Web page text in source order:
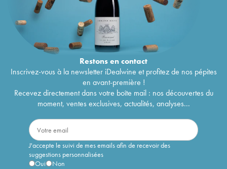
Restons encontact
Inscrivez-vous à la newsletter iDealwine et profitez de nos pépites
en avant-première !
Recevez directement dans votre boîte mail : nos découvertes du
moment, ventes exclusives, actualités, analyses...
J'accepte le suivi de mes emails afin de recevoir des
suggestions personnalisées
Oui
Non